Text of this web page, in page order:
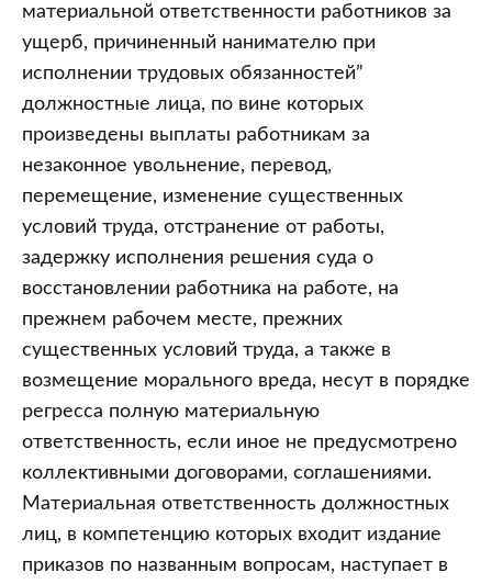
материальной ответственности работников за
ущерб, причиненный нанимателю при
исполнении трудовых обязанностей”
должностные лица, по вине которых
произведены выплаты работникам за
незаконное увольнение, перевод,
перемещение, изменение существенных
условий труда, отстранение от работы,
задержку исполнения решения суда о
восстановлении работника на работе, на
прежнем рабочем месте, прежних
существенных условий труда, а также в
возмещение морального вреда, несут в порядке
регресса полную материальную
ответственность, если иное не предусмотрено
коллективными договорами, соглашениями.
Материальная ответственность должностных
лиц, в компетенцию которых входит издание
приказов по названным вопросам, наступает в